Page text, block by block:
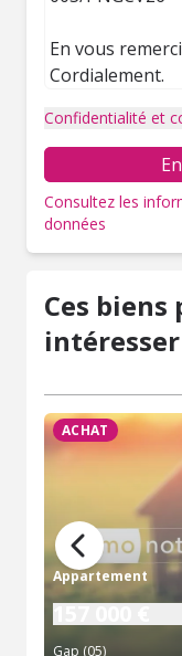
Confidentialité et
Consultez les
données
Ces
intéresser
ACHAT
Appartement
157 000 €
Gap (05)